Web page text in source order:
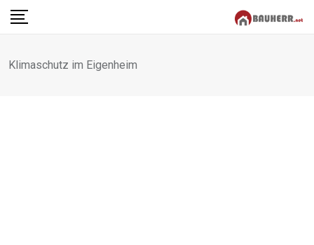
Skip
Klimaschutz im Eigenheim